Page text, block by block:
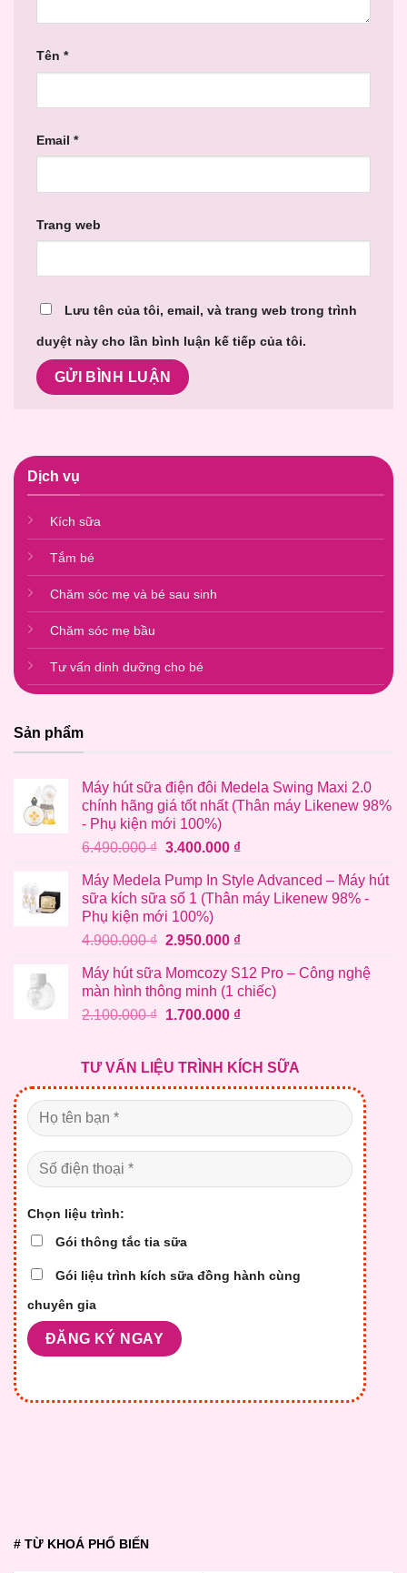
Tên *
Email *
Trang web
Lưu tên của tôi, email, và trang web trong trình
duyệt này cho lần bình luận kế tiếp của tôi.
Dịch vụ
Kích sữa
Tắm bé
Chăm sóc mẹ và bé sau sinh
Chăm sóc mẹ bầu
Tư vấn dinh dưỡng cho bé
Sản phẩm
Máy hút sữa điện đôi Medela Swing Maxi 2.0
chính hãng giá tốt nhất (Thân máy Likenew 98%
- Phụ kiện mới 100%)
6.490.000₫ Giá
là:
6.490.000 ₫.
3.400.000 ₫Giá
tại
là:
Máy Medela Pump In Style Advanced – Máy hút
sữa kích sữa số 1 (Thân máy Likenew 98% -
Phụ kiện mới 100%)
4.900.000₫ Giá
là:
4.900.000 ₫.
2.950.000 ₫Giá
tại
là:
2.950.000 ₫.
Máy hút sữa Momcozy S12 Pro – Công nghệ
màn hình thông minh (1 chiếc)
2.100.000₫ Giá
2.100.000 ₫.
1.700.000 ₫Giá
là:
1.700.000 ₫.
TƯ VẤN LIỆU TRÌNH KÍCH SỮA
Chọn liệu trình:
Gói thông tắc tia sữa
Gói liệu trình kích sữa đồng hành cùng
chuyên gia
# TỪ KHOÁ PHỔ BIẾN